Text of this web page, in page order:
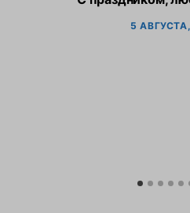
5